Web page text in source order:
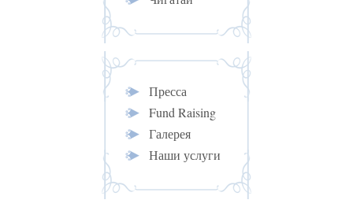
Пресса
Fund Raising
Галерея
Наши услуги